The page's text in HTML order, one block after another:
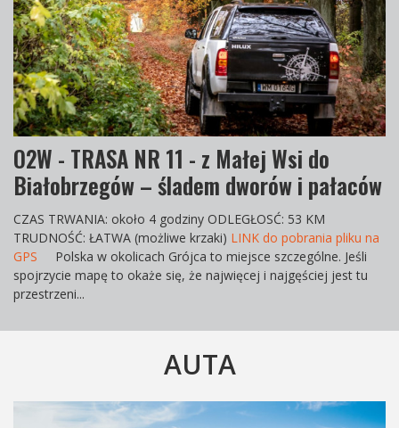
O2W - TRASA NR 11 - z Małej Wsi do
Białobrzegów – śladem dworów i pałaców
CZAS TRWANIA: około 4 godziny ODLEGŁOSĆ: 53 KM
TRUDNOŚĆ: ŁATWA (możliwe krzaki) LINK do pobrania pliku na
GPS
Polska w okolicach Grójca to miejsce szczególne. Jeśli
spojrzycie mapę to okaże się, że najwięcej i najgęściej jest tu
przestrzeni...
AUTA